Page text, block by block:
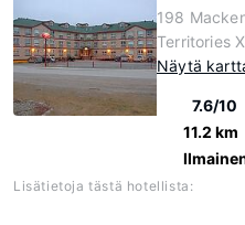
198
Territories
Näytä
7.6/10
11.2 km
Lisätietoja tästä hotellista: